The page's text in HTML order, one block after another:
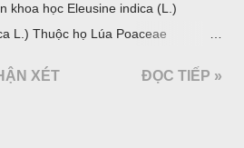
khoa học Eleusine indica (L.)
L.) Thuộc họ Lúa Poaceae
XÉT ĐỌC TIẾP »